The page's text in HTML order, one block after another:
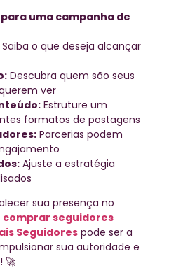
uma campanha de
Saiba o que deseja alcançar
Descubra quem são seus
ver
Estruture um
formatos de postagens
Parcerias podem
Ajuste a estratégia
sua presença no
comprar seguidores
Seguidores pode ser a
sua autoridade e
🚀